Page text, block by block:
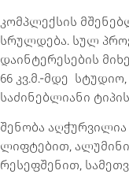
კომპლექსის
სრულდება. სულ
დაინტერესების
66 კვ.მ.-მდე
საძინებლიანი
შენობა აღჭურვილია
ლიფტებით,
რესეფშენით,